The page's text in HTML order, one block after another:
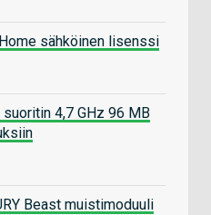
sähköinen lisenssi
4,7 GHz 96 MB
Beast muistimoduuli